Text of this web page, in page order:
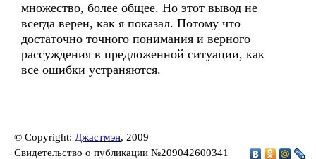
множество, более общее. Но этот вывод не
всегда верен, как я показал. Потому что
достаточно точного понимания и верного
рассуждения в предложенной ситуации, как
все ошибки устраняются.
© Copyright: Джастмэн, 2009
Свидетельство о публикации №209042600341